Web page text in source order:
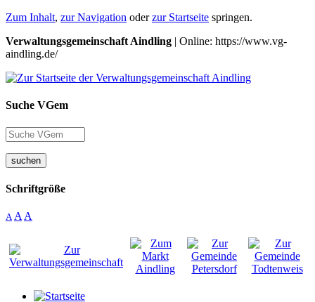
Zum Inhalt, zur Navigation oderzur Startseite springen.
Verwaltungsgemeinschaft Aindling | Online: https://www.vg-
aindling.de/
Suche VGem
suchen
Schriftgröße
A A A